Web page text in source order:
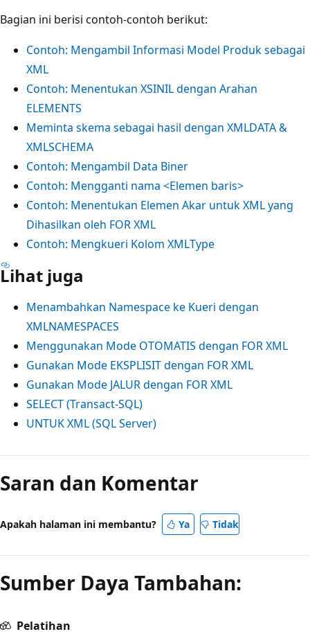
Bagian ini berisi contoh-contoh berikut:
Contoh: Mengambil Informasi Model Produk sebagai
XML
Contoh: Menentukan XSINIL dengan Arahan
ELEMENTS
Meminta skema sebagai hasil dengan XMLDATA &
XMLSCHEMA
Contoh: Mengambil Data Biner
Contoh: Mengganti nama <Elemen baris>
Contoh: Menentukan Elemen Akar untuk XML yang
Dihasilkan oleh FOR XML
Contoh: Mengkueri Kolom XMLType
Lihat juga
Menambahkan Namespace ke Kueri dengan
XMLNAMESPACES
Menggunakan Mode OTOMATIS dengan FOR XML
Gunakan Mode EKSPLISIT dengan FOR XML
Gunakan Mode JALUR dengan FOR XML
SELECT (Transact-SQL)
UNTUK XML (SQL Server)
Saran dan Komentar
Apakah halaman ini membantu? Ya Tidak
Sumber Daya Tambahan:
Pelatihan